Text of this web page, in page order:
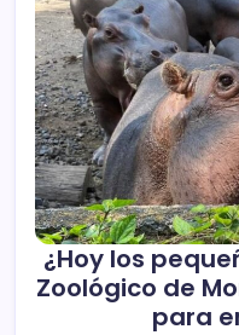
¿Hoy los
Zoológico de
para